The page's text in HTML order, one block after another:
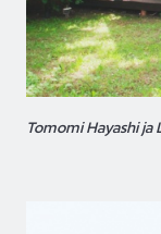
Tomomi Hayashi ja